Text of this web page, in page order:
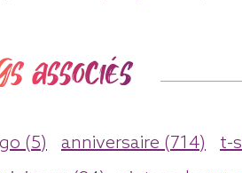
associés
(5) anniversaire (714) t-